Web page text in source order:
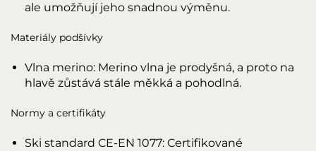
ale umožňují jeho snadnou výměnu.
Materiály podšívky
Vlna merino: Merino vlna je prodyšná, a proto na
hlavě zůstává stále měkká a pohodlná.
Normy a certifikáty
Ski standard CE-EN 1077: Certifikované